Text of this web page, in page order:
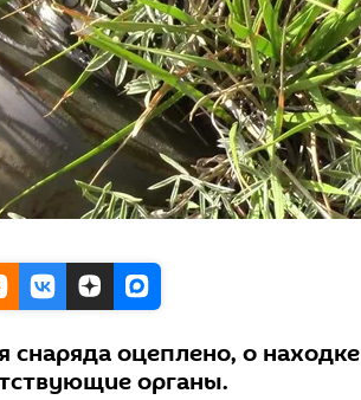
снаряда оцеплено, о находке
органы.